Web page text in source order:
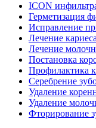
ICON
Герметизация
Исправление
Лечение
Лечение
Постановка
Профилактика
Серебрение
Удаление
Удаление
Фторирование